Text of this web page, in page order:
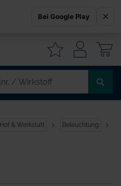
/
Hof & Werkstatt Beleuchtung
Bei Google Play